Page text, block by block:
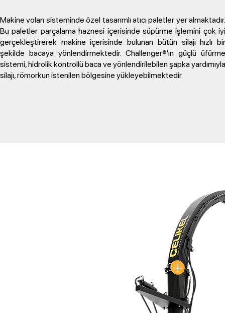
Makine volan sisteminde özel tasarımlı atıcı paletler yer almaktadır.
Bu paletler parçalama haznesi içerisinde süpürme işlemini çok iyi
gerçekleştirerek makine içerisinde bulunan bütün silajı hızlı bir
şekilde bacaya yönlendirmektedir. Challenger®'ın güçlü üfürme
sistemi, hidrolik kontrollü baca ve yönlendirilebilen şapka yardımıyla
silajı, römorkun istenilen bölgesine yükleyebilmektedir.